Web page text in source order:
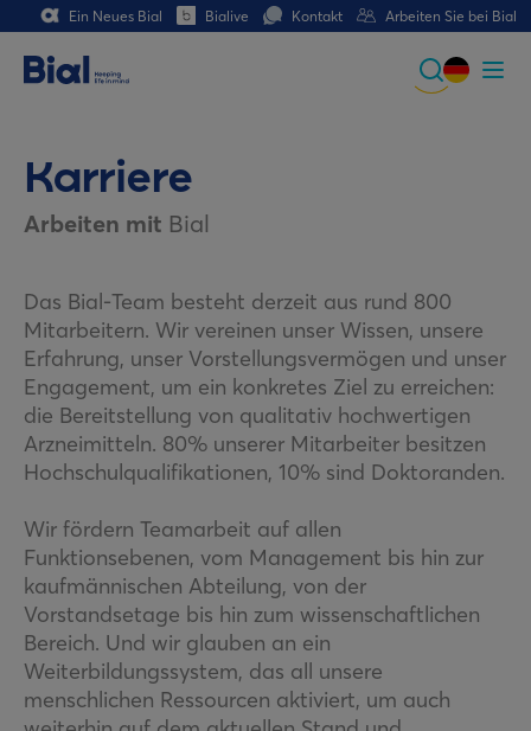
Ein Neues Bial Bialive Kontakt Arbeiten Sie bei Bial
German
French (CH)
Karriere
Arbeiten mit Bial
Das Bial-Team besteht derzeit aus rund 800
Mitarbeitern. Wir vereinen unser Wissen, unsere
Erfahrung, unser Vorstellungsvermögen und unser
Engagement, um ein konkretes Ziel zu erreichen:
die Bereitstellung von qualitativ hochwertigen
Arzneimitteln. 80% unserer Mitarbeiter besitzen
Hochschulqualifikationen, 10% sind Doktoranden.
Wir fördern Teamarbeit auf allen
Funktionsebenen, vom Management bis hin zur
kaufmännischen Abteilung, von der
Vorstandsetage bis hin zum wissenschaftlichen
Bereich. Und wir glauben an ein
Weiterbildungssystem, das all unsere
menschlichen Ressourcen aktiviert, um auch